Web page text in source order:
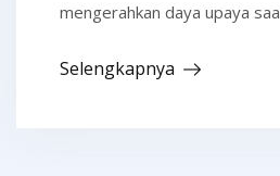
mengerahkan daya upaya
Selengkapnya